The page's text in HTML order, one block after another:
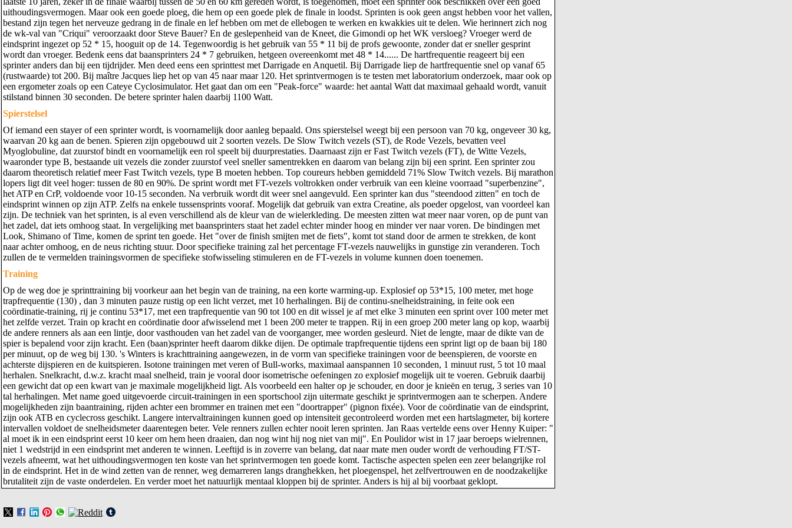
uithoudingsvermogen. Maar ook een goede ploeg, die hem op een goede plek de finale in loodst. Sprinten is ook geen angst hebben voor het vallen,
bestand zijn tegen het nerveuze gedrang in de finale en lef hebben om met de ellebogen te werken en kwakkies uit te delen. Wie herinnert zich nog
de wk-val van "Criqui" veroorzaakt door Steve Bauer? En de geslepenheid van de Kneet, die Gimondi op het WK versloeg? Vroeger werd de
eindsprint ingezet op 52 * 15, hooguit op de 14. Tegenwoordig is het gebruik van 55 * 11 bij de profs gewoonte, zonder dat er sneller gesprint
wordt dan vroeger. Bedenk eens dat baansprinters 24 * 7 gebruiken, hetgeen overeenkomt met 48 * 14...... De hartfrequentie reageert bij een
sprinter anders dan bij een tijdrijder. Men deed eens een sprinttest met Darrigade en Anquetil. Bij Darrigade liep de hartfrequentie snel op vanaf 65
(rustwaarde) tot 200. Bij maître Jacques liep het op van 45 naar maar 120. Het sprintvermogen is te testen met laboratorium onderzoek, maar ook op
een ergometer zoals op een Cateye Cyclosimulator. Het gaat dan om een "Peak-force" waarde: het aantal Watt dat maximaal gehaald wordt, vanuit
stilstand binnen 30 seconden. De betere sprinter halen daarbij 1100 Watt.
Spierstelsel
Of iemand een stayer of een sprinter wordt, is voornamelijk door aanleg bepaald. Ons spierstelsel weegt bij een persoon van 70 kg, ongeveer 30 kg,
waarvan 20 kg aan de benen. Spieren zijn opgebouwd uit 2 soorten vezels. De Slow Twitch vezels (ST), de Rode Vezels, bevatten veel
Myoglobuline, dat zuurstof bindt en voornamelijk een rol speelt bij duurprestaties. Daarnaast zijn er Fast Twitch vezels (FT), de Witte Vezels,
waaronder type B, bestaande uit vezels die zonder zuurstof veel sneller samentrekken en daarom van belang zijn bij een sprint. Een sprinter zou
daarom theoretisch relatief meer Fast Twitch vezels, type B moeten hebben. Top coureurs hebben gemiddeld 71% Slow Twitch vezels. Bij marathon
lopers ligt dit veel hoger: tussen de 80 en 90%. De sprint wordt met FT-vezels voltrokken onder verbruik van een kleine voorraad "superbenzine",
het ATP en CrP, voldoende voor 10-15 seconden. Na verbruik wordt dit weer snel aangevuld. Een sprinter kan dus "steendood zitten" en toch de
eindsprint winnen op zijn ATP. Zelfs na enkele tussensprints vooraf. Mogelijk dat gebruik van extra Creatine, als poeder opgelost, van voordeel kan
zijn. De techniek van het sprinten, is al even verschillend als de kleur van de wielerkleding. De meesten zitten wat meer naar voren, op de punt van
het zadel, dat iets omhoog staat. In vergelijking met baansprinters staat het zadel echter minder hoog en minder ver naar voren. De bindingen met
Look, Shimano of Time, komen de sprint ten goede. Het "over de finish smijten met de fiets", komt tot stand door de armen te strekken, de kont
naar achter omhoog, en de neus richting stuur. Door specifieke training zal het percentage FT-vezels nauwelijks in gunstige zin veranderen. Toch
zullen de te vermelden trainingsvormen de specifieke stofwisseling stimuleren en de FT-vezels in volume kunnen doen toenemen.
Training
Op de weg doe je sprinttraining bij voorkeur aan het begin van de training, na een korte warming-up. Explosief op 53*15, 100 meter, met hoge
trapfrequentie (130) , dan 3 minuten pauze rustig op een licht verzet, met 10 herhalingen. Bij de continu-snelheidstraining, in feite ook een
coördinatie-training, rij je continu 53*17, met een trapfrequentie van 90 tot 100 en dit wissel je af met elke 3 minuten een sprint over 100 meter met
het zelfde verzet. Train op kracht en coördinatie door afwisselend met 1 been 200 meter te trappen. Rij in een groep 200 meter lang op kop, waarbij
de andere renners als aan een lintje, door vasthouden van het zadel van de voorganger, mee worden gesleurd. Niet de lengte, maar de dikte van de
spier is bepalend voor zijn kracht. Een (baan)sprinter heeft daarom dikke dijen. De optimale trapfrequentie tijdens een sprint ligt op de baan bij 180
per minuut, op de weg bij 130. 's Winters is krachttraining aangewezen, in de vorm van specifieke trainingen voor de beenspieren, de voorste en
achterste dijspieren en de kuitspieren. Isotone trainingen met veren of Bull-works, maximaal aanspannen 10 seconden, 1 minuut rust, 5 tot 10 maal
herhalen. Snelkracht, d.w.z. kracht maal snelheid, train je vooral door isometrische oefeningen zo explosief mogelijk uit te voeren. Gebruik daarbij
een gewicht dat op een kwart van je maximale mogelijkheid ligt. Als voorbeeld een halter op je schouder, en door je knieën en terug, 3 series van 10
tal herhalingen. Met name goed uitgevoerde circuit-trainingen in een sportschool zijn uitermate geschikt je sprintvermogen aan te scherpen. Andere
mogelijkheden zijn baantraining, rijden achter een brommer en trainen met een "doortrapper" (pignon fixée). Voor de coördinatie van de eindsprint,
zijn ook ATB en cyclecross geschikt. Langere intervaltrainingen kunnen goed op intensiteit gecontroleerd worden met een hartslagmeter, bij kortere
intervallen voldoet de snelheidsmeter daarentegen beter. Vele renners zullen echter nooit leren sprinten. Jan Raas vertelde eens over Henny Kuiper: "
al moet ik in een eindsprint eerst 10 keer om hem heen draaien, dan nog wint hij nog niet van mij". En Poulidor wist in 17 jaar beroeps wielrennen,
niet 1 wedstrijd in een eindsprint met anderen te winnen. Leeftijd is in zoverre van belang, dat naar mate men ouder wordt de verhouding FT/ST-
vezels afneemt, wat het uithoudingsvermogen ten koste van het sprintvermogen ten goede komt. Tactische aspecten spelen een zeer belangrijke rol
in de eindsprint. Het in de wind zetten van de renner, weg demarreren langs dranghekken, het ploegenspel, het zelfvertrouwen en de noodzakelijke
brutaliteit zijn de vaste onderdelen. En verder moet het natuurlijk mentaal kloppen bij de sprinter. Anders is hij al bij voorbaat geklopt.